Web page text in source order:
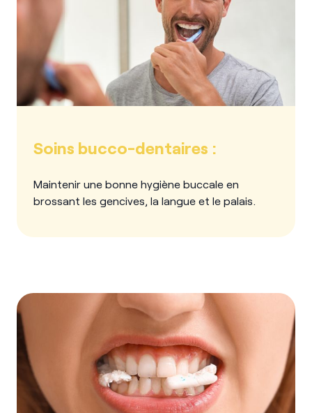
Soins bucco-dentaires :
Maintenir une bonne hygiène buccale en
brossant les gencives, la langue et le palais.